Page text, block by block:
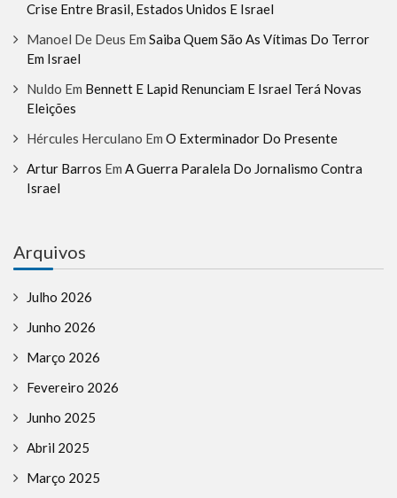
Crise Entre Brasil, Estados Unidos E Israel
Manoel De Deus Em Saiba Quem São As Vítimas Do Terror
Em Israel
Nuldo Em Bennett E Lapid Renunciam E Israel Terá Novas
Eleições
Hércules Herculano Em O Exterminador Do Presente
Artur Barros Em A Guerra Paralela Do Jornalismo Contra
Israel
Arquivos
Julho 2026
Junho 2026
Março 2026
Fevereiro 2026
Junho 2025
Abril 2025
Março 2025